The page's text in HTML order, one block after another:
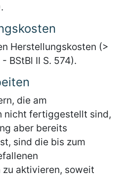
Herstellungskosten (>
BStBl II S. 574).
die am
nicht fertiggestellt sind,
aber bereits
sind die bis zum
aktivieren, soweit